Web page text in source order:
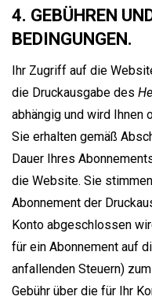
4. GEBÜHREN
BEDINGUNGEN.
Ihr Zugriff auf die
die Druckausgabe des
abhängig und wird Ihnen
Sie erhalten gemäß
Dauer Ihres
die Website. Sie
Abonnement der
Konto abgeschlossen
für ein Abonnement auf
anfallenden Steuern)
Gebühr über die für Ihr